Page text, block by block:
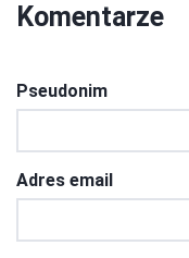
Komentarze
Pseudonim
Adres email